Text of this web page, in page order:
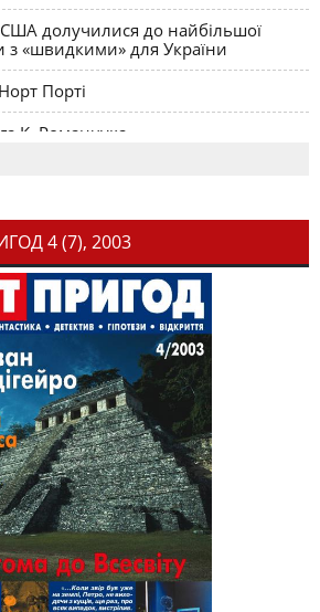
США долучилися до найбільшої
з «швидкими» для України
Порті
К. Романчука
4 (7), 2003